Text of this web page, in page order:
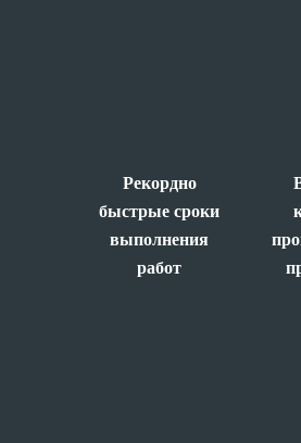
Рекордно
быстрые сроки
выполнения
работ